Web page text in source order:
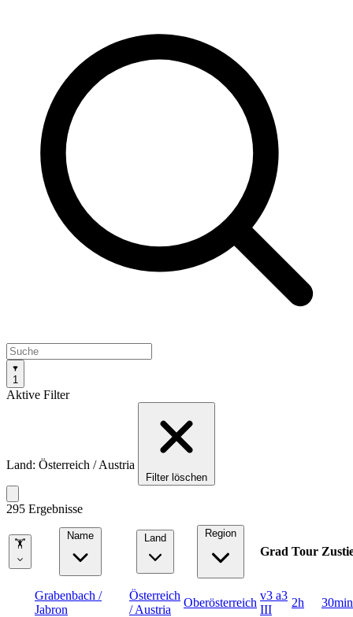
1
Aktive Filter
Land: Österreich / Austria
Filter löschen
295 Ergebnisse
🏋
Name Land Region
Grad Tour
Grabenbach /
Jabron
Österreich
/ Austria
Oberösterreich
v3 a3
III
2h 30min